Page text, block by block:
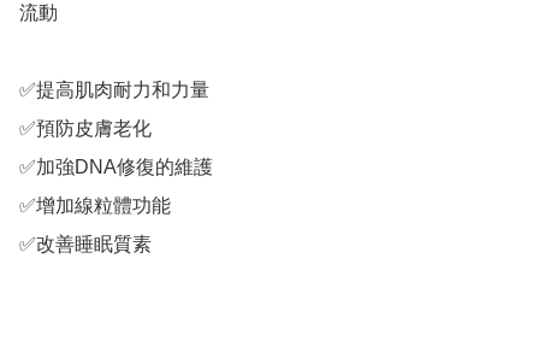
流動
✅提高肌肉耐力和力量
✅預防皮膚老化
✅加強DNA修復的維護
✅增加線粒體功能
✅改善睡眠質素